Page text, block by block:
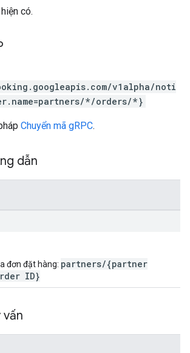
hiện có.
v1alpha/noti
*/orders/*}
Chuyển mã gRPC.
dẫn
đơn đặt hàng: partners/{partner
ID}